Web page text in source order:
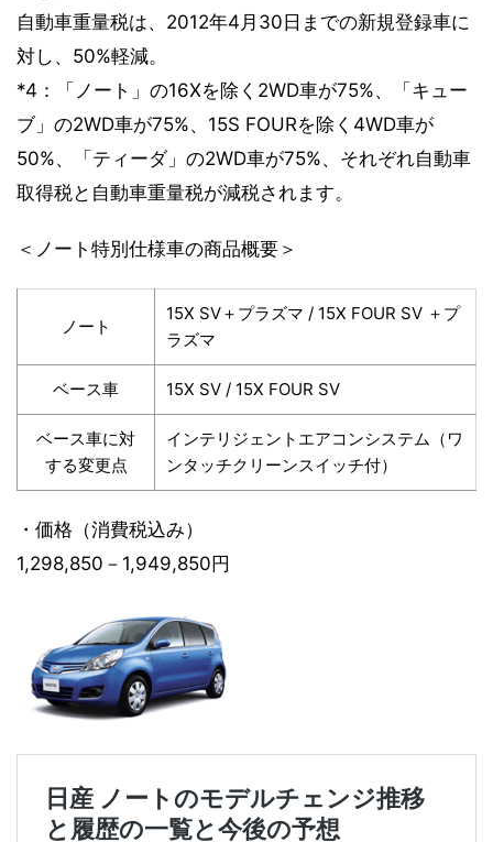
自動車重量税は、2012年4月30日までの新規登録車に
対し、50%軽減。
*4：「ノート」の16Xを除く2WD車が75%、「キュー
ブ」の2WD車が75%、15S FOURを除く4WD車が
50%、「ティーダ」の2WD車が75%、それぞれ自動車
取得税と自動車重量税が減税されます。
＜ノート特別仕様車の商品概要＞
ノート
15X SV＋プラズマ / 15X FOUR SV ＋プ
ラズマ
ベース車 15X SV / 15X FOUR SV
ベース車に対
する変更点
インテリジェントエアコンシステム（ワ
ンタッチクリーンスイッチ付）
・価格（消費税込み）
1,298,850－1,949,850円